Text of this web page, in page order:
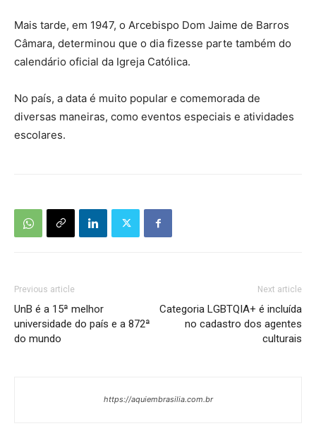
Mais tarde, em 1947, o Arcebispo Dom Jaime de Barros
Câmara, determinou que o dia fizesse parte também do
calendário oficial da Igreja Católica.
No país, a data é muito popular e comemorada de
diversas maneiras, como eventos especiais e atividades
escolares.
Previous article
UnB é a 15ª melhor
universidade do país e a 872ª
do mundo
Next article
Categoria LGBTQIA+ é incluída
no cadastro dos agentes
culturais
https://aquiembrasilia.com.br